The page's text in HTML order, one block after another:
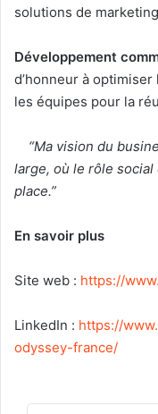
solutions de
Développement
d’honneur à
les équipes pour la
“Ma vision du
large, où le rôle
place.”
En savoir plus
Site web : https://
LinkedIn : https://
odyssey-france/